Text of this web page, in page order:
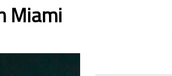
Miami